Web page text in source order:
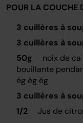
POUR LA COUCHE
3 cuillères à
3 cuillères à
50g
noix de
bouillante
ég ég ég
3 cuillères à
1/2
Jus de